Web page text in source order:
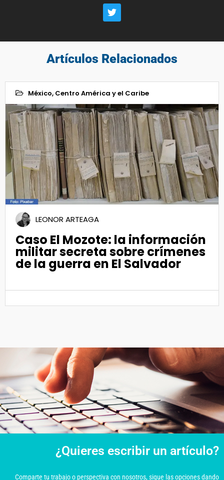
Artículos Relacionados
México, Centro América y el Caribe
10
Nov 2020
LEONOR ARTEAGA
Caso El Mozote: la información
militar secreta sobre crímenes
de la guerra en El Salvador
¿Quieres escribir un artículo?
Comparte tu trabajo o perspectiva con nosotros, sigue las opciones dando